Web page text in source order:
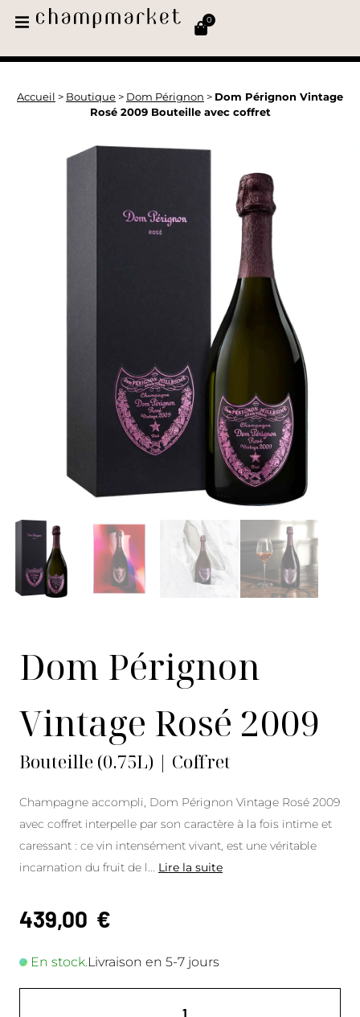
0
Accueil > Boutique > Dom Pérignon > Dom Pérignon Vintage
Rosé 2009 Bouteille avec coffret
Dom Pérignon
Vintage Rosé 2009
Bouteille (0.75L) | Coffret
Champagne accompli, Dom Pérignon Vintage Rosé 2009
avec coffret interpelle par son caractère à la fois intime et
caressant : ce vin intensément vivant, est une véritable
incarnation du fruit de l
Lire la suite
439,00 €
En stock.Livraison en 5-7 jours